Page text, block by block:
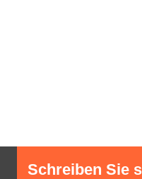
Schreiben Sie